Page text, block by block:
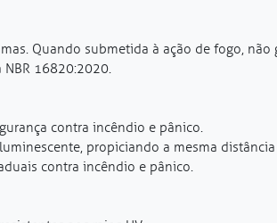
Quando submetida à ação de fogo, não
16820:2020.
contra incêndio e pânico.
propiciando a mesma
contra incêndio e pânico.